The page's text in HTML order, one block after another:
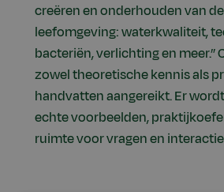
creëren en onderhouden van
leefomgeving: waterkwaliteit,
bacteriën, verlichting en meer.”
zowel theoretische kennis als
handvatten aangereikt. Er
echte voorbeelden,
ruimte voor vragen en